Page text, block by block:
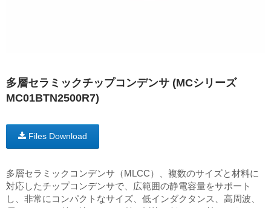
多層セラミックチップコンデンサ (MCシリーズ
MC01BTN2500R7)
Files Download
多層セラミックコンデンサ（MLCC）、複数のサイズと材料に
対応したチップコンデンサで、広範囲の静電容量をサポート
し、非常にコンパクトなサイズ、低インダクタンス、高周波、